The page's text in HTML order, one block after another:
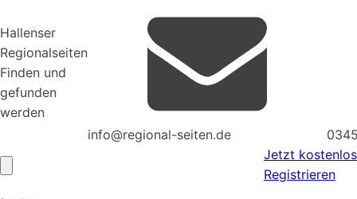
Hallenser
Regionalseiten
Finden und
gefunden
werden
info@regional-seiten.de
Jetzt kostenlos
Registrieren